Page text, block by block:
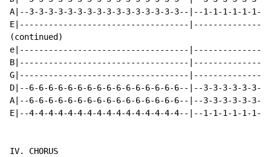
A|--3-3-3-3-3-3-3-3-3-3-3-3-3-3-3-3--|--1-1-1-1-1-1-
E|-----------------------------------
(continued)
e|-----------------------------------
B|-----------------------------------
G|-----------------------------------
D|--6-6-6-6-6-6-6-6-6-6-6-6-6-6-6-6--|--3-3-3-3-3-3-
A|--6-6-6-6-6-6-6-6-6-6-6-6-6-6-6-6--|--3-3-3-3-3-3-
E|--4-4-4-4-4-4-4-4-4-4-4-4-4-4-4-4--|--1-1-1-1-1-1-
IV. CHORUS